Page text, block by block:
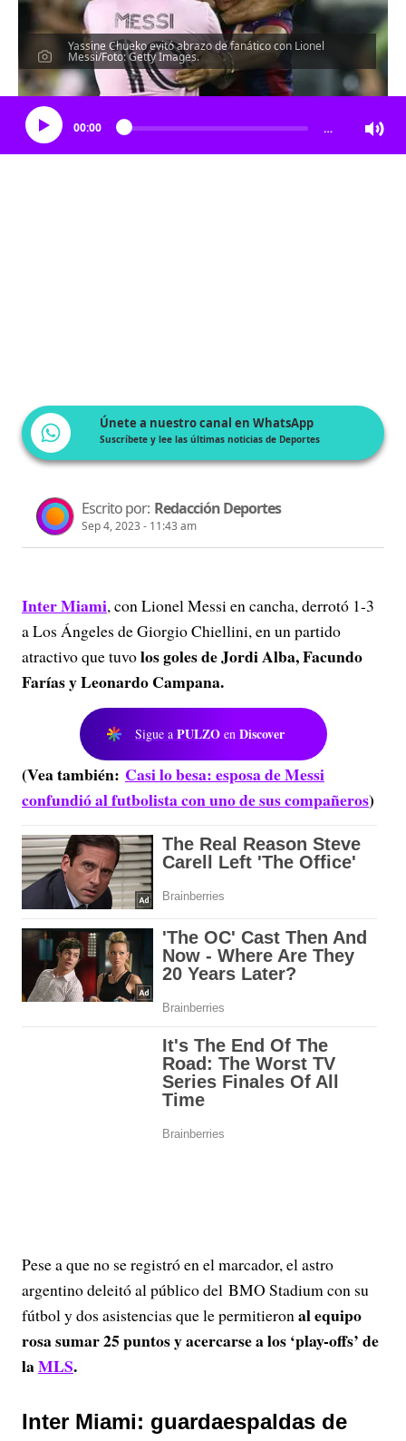
Yassine Chueko evitó abrazo de fanático con Lionel
Messi/Foto: Getty Images.
Escucha el artículo
00:00 …
Únete a nuestro canal en WhatsApp
Suscríbete y lee las últimas noticias de Deportes
Escrito por: Redacción Deportes
Sep 4, 2023 - 11:43 am
Inter Miami, con Lionel Messi en cancha, derrotó 1-3
a Los Ángeles de Giorgio Chiellini, en un partido
atractivo que tuvolos goles de Jordi Alba, Facundo
Farías y Leonardo Campana.
Sigue a PULZO en Discover
(Vea también: Casi lo besa: esposa de Messi
confundió al futbolista con uno de sus compañeros)
Pese a que no se registró en el marcador, el astro
argentino deleitó al público del BMO Stadium con su
fútbol y dos asistencias que le permitieronal equipo
rosa sumar 25 puntos y acercarse a los ‘play-offs’ de
laMLS.
Inter Miami: guardaespaldas de